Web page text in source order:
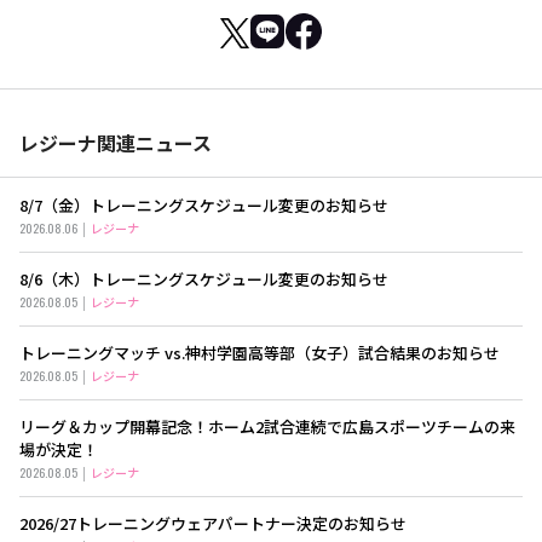
レジーナ関連ニュース
8/7（金）トレーニングスケジュール変更のお知らせ
2026.08.06 レジーナ
8/6（木）トレーニングスケジュール変更のお知らせ
2026.08.05 レジーナ
トレーニングマッチ vs.神村学園高等部（女子）試合結果のお知らせ
2026.08.05 レジーナ
リーグ＆カップ開幕記念！ホーム2試合連続で広島スポーツチームの来
場が決定！
2026.08.05 レジーナ
2026/27トレーニングウェアパートナー決定のお知らせ